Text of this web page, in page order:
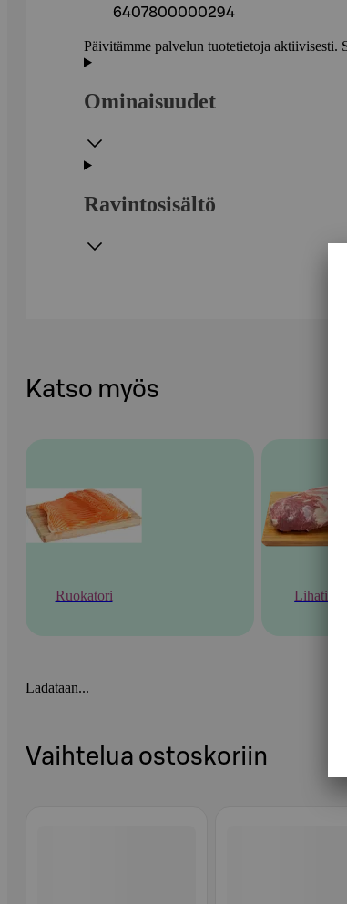
6407800000294
Päivitämme palvelun tuotetietoja aktiivisesti.
Ominaisuudet
Ravintosisältö
Katso myös
Ruokatori Lihatiski
Ladataan...
Vaihtelua ostoskoriin